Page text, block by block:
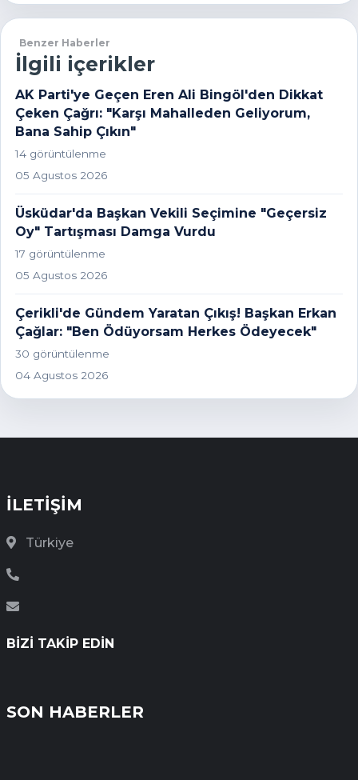
Benzer Haberler
İlgili içerikler
AK Parti'ye Geçen Eren Ali Bingöl'den Dikkat
Çeken Çağrı: "Karşı Mahalleden Geliyorum,
Bana Sahip Çıkın"
14 görüntülenme
05 Agustos 2026
Üsküdar'da Başkan Vekili Seçimine "Geçersiz
Oy" Tartışması Damga Vurdu
17 görüntülenme
05 Agustos 2026
Çerikli'de Gündem Yaratan Çıkış! Başkan Erkan
Çağlar: "Ben Ödüyorsam Herkes Ödeyecek"
30 görüntülenme
04 Agustos 2026
İLETİŞİM
Türkiye
BIZI TAKIP EDIN
SON HABERLER